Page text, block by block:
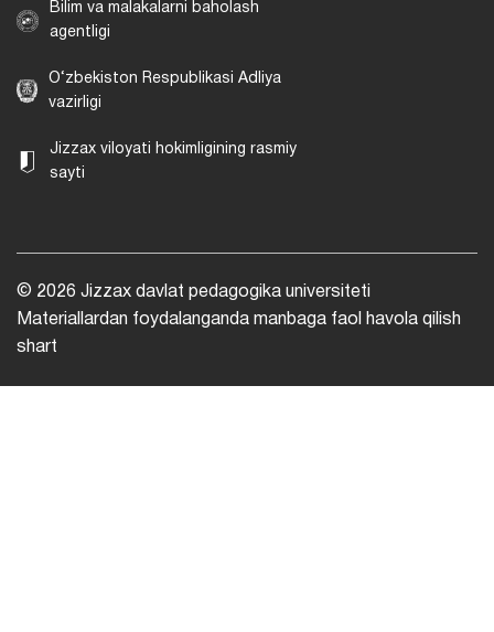
Bilim va malakalarni baholash
agentligi
O‘zbekiston Respublikasi Adliya
vazirligi
Jizzax viloyati hokimligining rasmiy
sayti
© 2026 Jizzax davlat pedagogika universiteti
Materiallardan foydalanganda manbaga faol havola qilish
shart